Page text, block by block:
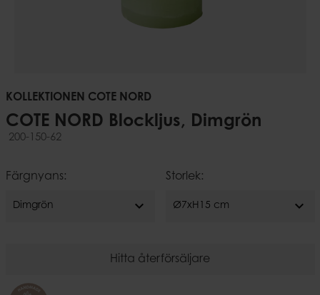
KOLLEKTIONEN COTE NORD
COTE NORD Blockljus, Dimgrön
200-150-62
Färgnyans:
Dimgrön expand_more
Storlek:
Ø7xH15 cm expand_more
Hitta återförsäljare